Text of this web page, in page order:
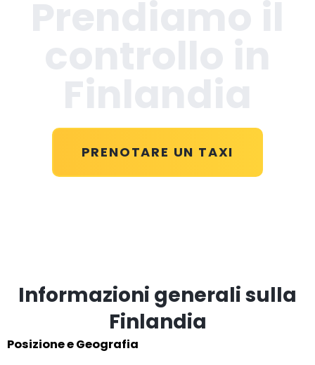
PRENOTARE UN TAXI
Informazioni generali sulla
Finlandia
Posizione e Geografia